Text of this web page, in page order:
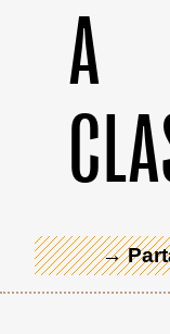
A
→
←